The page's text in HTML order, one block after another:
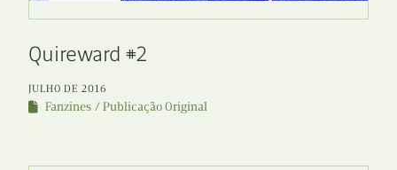
Quireward #2
JULHO DE 2016
Fanzines Publicação Original